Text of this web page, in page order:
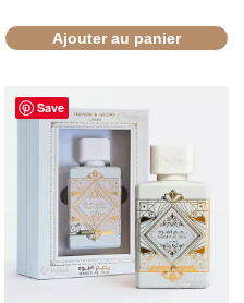
Ajouter au panier
Save